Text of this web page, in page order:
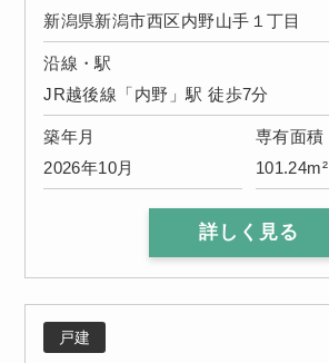
新潟県新潟市西区内野山手１丁目
沿線・駅
JR越後線「内野」駅 徒歩7分
築年月
2026年10月
専有面積
101.24m²
詳しく見る
戸建